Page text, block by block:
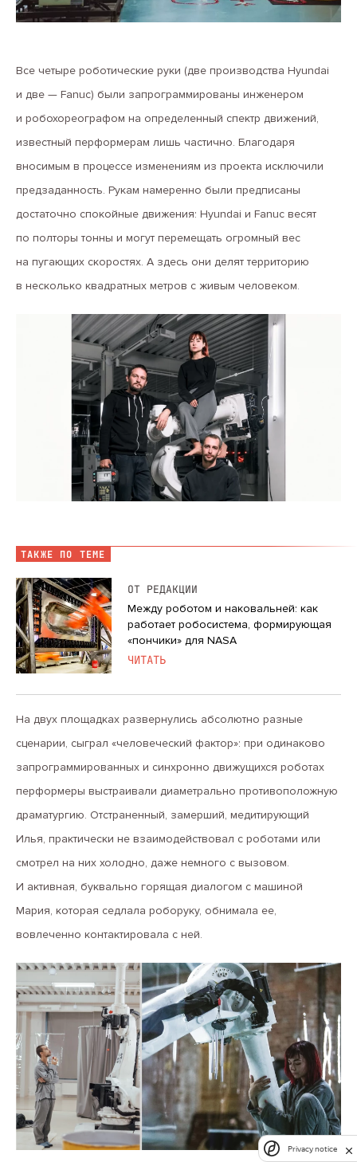
Все четыре роботические руки (две производства Hyundai
и две — Fanuc) были запрограммированы инженером
и робохореографом на определенный спектр движений,
известный перформерам лишь частично. Благодаря
вносимым в процессе изменениям из проекта исключили
предзаданность. Рукам намеренно были предписаны
достаточно спокойные движения: Hyundai и Fanuc весят
по полторы тонны и могут перемещать огромный вес
на пугающих скоростях. А здесь они делят территорию
в несколько квадратных метров с живым человеком.
ТАКЖЕ ПО ТЕМЕ
ОТ РЕДАКЦИИ
Между роботом и наковальней: как
работает робосистема, формирующая
«пончики» для NASA
ЧИТАТЬ
На двух площадках развернулись абсолютно разные
сценарии, сыграл «человеческий фактор»: при одинаково
запрограммированных и синхронно движущихся роботах
перформеры выстраивали диаметрально противоположную
драматургию. Отстраненный, замерший, медитирующий
Илья, практически не взаимодействовал с роботами или
смотрел на них холодно, даже немного с вызовом.
И активная, буквально горящая диалогом с машиной
Мария, которая седлала роборуку, обнимала ее,
вовлеченно контактировала с ней.
Privacy notice